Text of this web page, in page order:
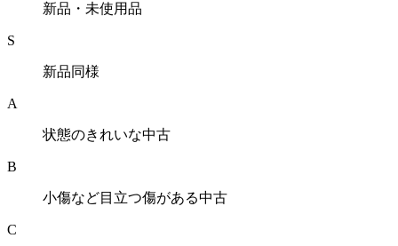
新品・未使用品
S
新品同様
A
状態のきれいな中古
B
小傷など目立つ傷がある中古
C